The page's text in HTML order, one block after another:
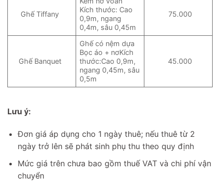
Ghế Tiffany
Kích thước: Cao
0,9m, ngang
0,4m, sâu 0,45m
75.000
Ghế Banquet
Ghế có nệm dựa
Bọc áo + nơKích
thước:Cao 0,9m,
ngang 0,45m, sâu
0,5m
45.000
Lưu ý:
Đơn giá áp dụng cho 1 ngày thuê; nếu thuê từ 2
ngày trở lên sẽ phát sinh phụ thu theo quy định
Mức giá trên chưa bao gồm thuế VAT và chi phí vận
chuyển